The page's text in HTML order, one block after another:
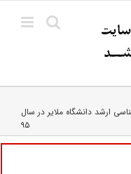
ارشد دانشگاه ملایر در سال
۹۵